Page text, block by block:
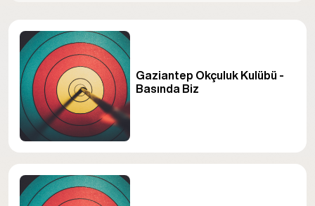
Gaziantep Okçuluk Kulübü -
Basında Biz